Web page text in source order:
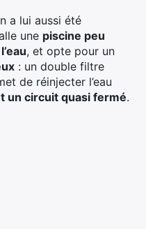
a lui aussi été
une piscine peu
, et opte pour un
: un double filtre
de réinjecter l’eau
un circuit quasi fermé.